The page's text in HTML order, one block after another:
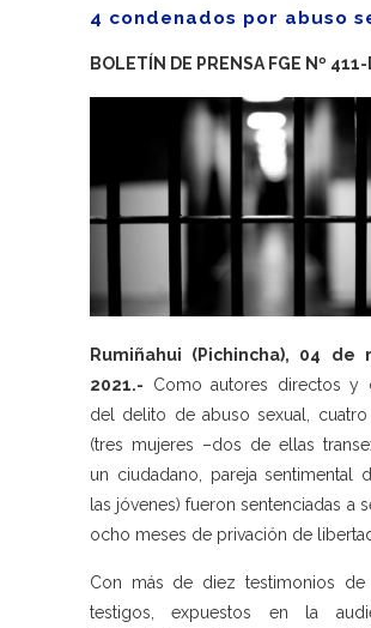
4 condenados por abuso
BOLETÍN DE PRENSA FGE Nº
Rumiñahui (Pichincha), 04 de
2021.- Como autores directos y
del delito de abuso sexual, cuatro
(tres mujeres –dos de ellas
un ciudadano, pareja sentimental
las jóvenes) fueron sentenciadas a
ocho meses de privación de
Con más de diez testimonios
testigos, expuestos en la